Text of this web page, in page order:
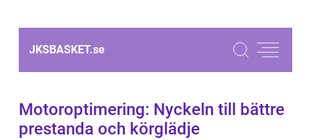
JKSBASKET.se
Motoroptimering: Nyckeln till bättre
prestanda och körglädje